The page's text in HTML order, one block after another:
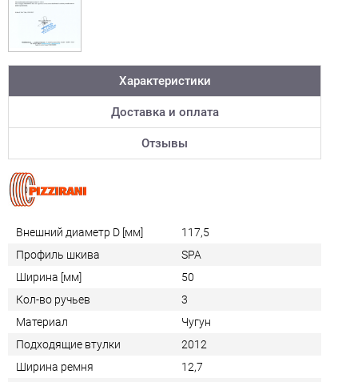
Характеристики
Доставка и оплата
Отзывы
Внешний диаметр D [мм]
117,5
Профиль шкива
SPA
Ширина [мм]
50
Кол-во ручьев
3
Материал
Чугун
Подходящие втулки
2012
Ширина ремня
12,7